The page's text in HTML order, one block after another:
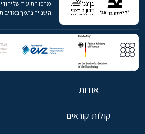
מרכז התיעוד של
השנייה נתמך
אודות
קולות קוראים